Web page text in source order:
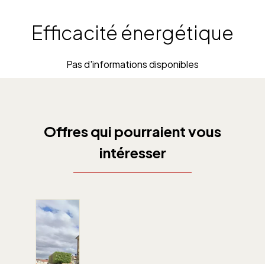
Efficacité énergétique
Pas d'informations disponibles
Offres qui pourraient vous
intéresser